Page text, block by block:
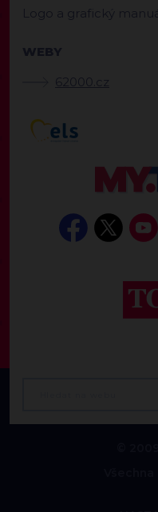
Logo a grafický manuál
WEBY
62000.cz